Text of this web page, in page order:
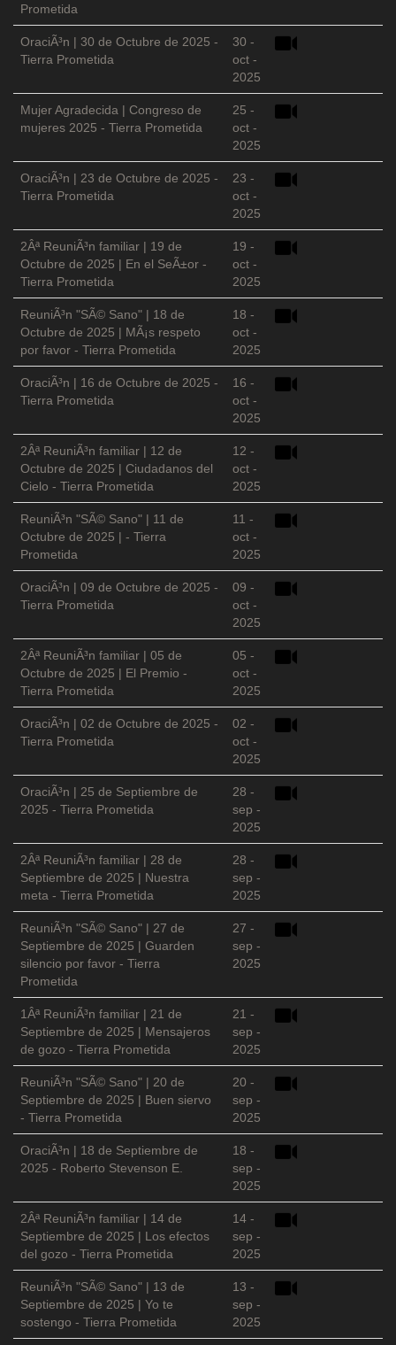
Prometida
OraciÃ³n | 30 de Octubre de 2025 -
Tierra Prometida
30 -
oct -
2025
Mujer Agradecida | Congreso de
mujeres 2025 - Tierra Prometida
25 -
oct -
2025
OraciÃ³n | 23 de Octubre de 2025 -
Tierra Prometida
23 -
oct -
2025
2Âª ReuniÃ³n familiar | 19 de
Octubre de 2025 | En el SeÃ±or -
Tierra Prometida
19 -
oct -
2025
ReuniÃ³n "SÃ© Sano" | 18 de
Octubre de 2025 | MÃ¡s respeto
por favor - Tierra Prometida
18 -
oct -
2025
OraciÃ³n | 16 de Octubre de 2025 -
Tierra Prometida
16 -
oct -
2025
2Âª ReuniÃ³n familiar | 12 de
Octubre de 2025 | Ciudadanos del
Cielo - Tierra Prometida
12 -
oct -
2025
ReuniÃ³n "SÃ© Sano" | 11 de
Octubre de 2025 | - Tierra
Prometida
11 -
oct -
2025
OraciÃ³n | 09 de Octubre de 2025 -
Tierra Prometida
09 -
oct -
2025
2Âª ReuniÃ³n familiar | 05 de
Octubre de 2025 | El Premio -
Tierra Prometida
05 -
oct -
2025
OraciÃ³n | 02 de Octubre de 2025 -
Tierra Prometida
02 -
oct -
2025
OraciÃ³n | 25 de Septiembre de
2025 - Tierra Prometida
28 -
sep -
2025
2Âª ReuniÃ³n familiar | 28 de
Septiembre de 2025 | Nuestra
meta - Tierra Prometida
28 -
sep -
2025
ReuniÃ³n "SÃ© Sano" | 27 de
Septiembre de 2025 | Guarden
silencio por favor - Tierra
Prometida
27 -
sep -
2025
1Âª ReuniÃ³n familiar | 21 de
Septiembre de 2025 | Mensajeros
de gozo - Tierra Prometida
21 -
sep -
2025
ReuniÃ³n "SÃ© Sano" | 20 de
Septiembre de 2025 | Buen siervo
- Tierra Prometida
20 -
sep -
2025
OraciÃ³n | 18 de Septiembre de
2025 - Roberto Stevenson E.
18 -
sep -
2025
2Âª ReuniÃ³n familiar | 14 de
Septiembre de 2025 | Los efectos
del gozo - Tierra Prometida
14 -
sep -
2025
ReuniÃ³n "SÃ© Sano" | 13 de
Septiembre de 2025 | Yo te
sostengo - Tierra Prometida
13 -
sep -
2025